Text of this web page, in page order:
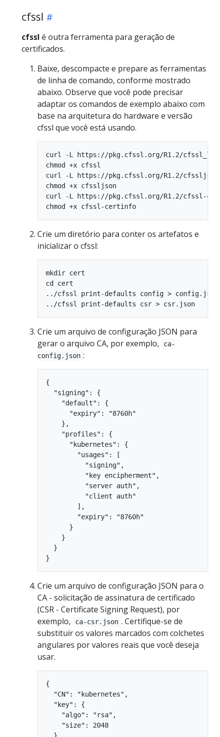
cfssl
cfssl é outra ferramenta para geração de
certificados.
Baixe, descompacte e prepare as ferramentas
de linha de comando, conforme mostrado
abaixo. Observe que você pode precisar
adaptar os comandos de exemplo abaixo com
base na arquitetura do hardware e versão
cfssl que você está usando.
curl -L https://pkg.cfssl.org/R1.2/
chmod +x cfssl
curl -L https://pkg.cfssl.org/R1.2/
chmod +x cfssljson
curl -L https://pkg.cfssl.org/R1.2/cfssl-
Crie um diretório para conter os artefatos e
inicializar o cfssl:
mkdir cert
cd cert
../cfssl print-defaults config > config.json
Crie um arquivo de configuração JSON para
gerar o arquivo CA, por exemplo,
ca-
config.json :
{
  "signing": {
    "default": {
      "expiry": "8760h"
    },
    "profiles": {
      "kubernetes": {
        "usages": [
          "signing",
          "key encipherment",
          "server auth",
          "client auth"
        ],
        "expiry": "8760h"
      }
    }
  }
Crie um arquivo de configuração JSON para o
CA - solicitação de assinatura de certificado
(CSR - Certificate Signing Request), por
exemplo,
ca-csr.json . Certifique-se de
substituir os valores marcados com colchetes
angulares por valores reais que você deseja
usar.
{
  "CN": "kubernetes",
  "key": {
    "algo": "rsa",
    "size": 2048
  },